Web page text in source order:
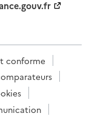
conforme